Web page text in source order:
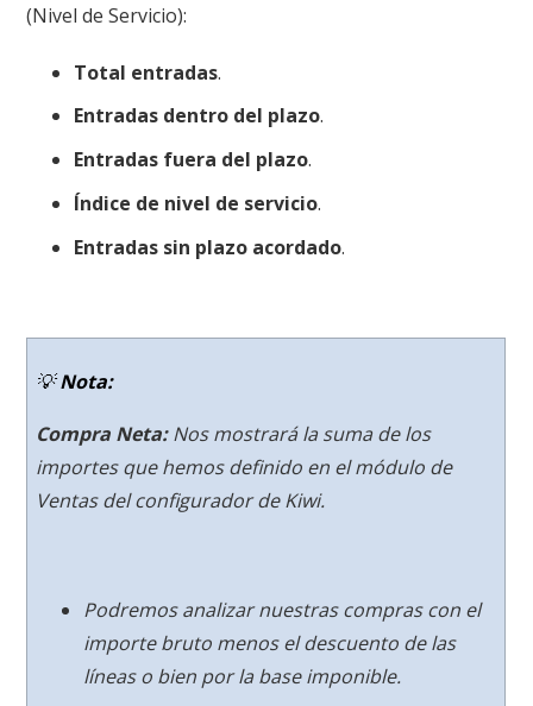
(Nivel de Servicio):
Total entradas.
Entradas dentro del plazo.
Entradas fuera del plazo.
Índice de nivel de servicio.
Entradas sin plazo acordado.
💡Nota:
Compra Neta:Nos mostrará la suma de los
importes que hemos definido en el módulo de
Ventas del configurador de Kiwi.
Podremos analizar nuestras compras con el
importe bruto menos el descuento de las
líneas o bien por la base imponible.